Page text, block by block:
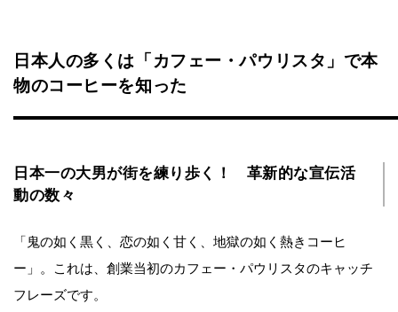
日本人の多くは「カフェー・パウリスタ」で本
物のコーヒーを知った
日本一の大男が街を練り歩く！ 革新的な宣伝活
動の数々
「鬼の如く黒く、恋の如く甘く、地獄の如く熱きコーヒ
ー」。これは、創業当初のカフェー・パウリスタのキャッチ
フレーズです。